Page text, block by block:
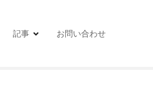
記事 お問い合わせ